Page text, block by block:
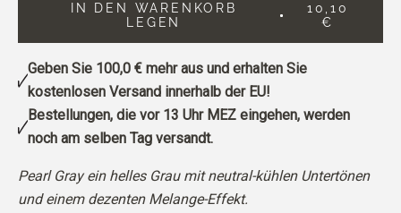
IN DEN WARENKORB
LEGEN
10,10
€
Geben Sie 100,0 €mehr aus und erhalten Sie
kostenlosen Versand innerhalb der EU!
Bestellungen, die vor 13 Uhr MEZ eingehen, werden
noch am selben Tag versandt.
Pearl Gray ein helles Grau mit neutral-kühlen Untertönen
und einem dezenten Melange-Effekt.